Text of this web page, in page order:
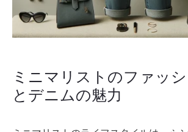
ミニマリストのファッ
とデニムの魅力